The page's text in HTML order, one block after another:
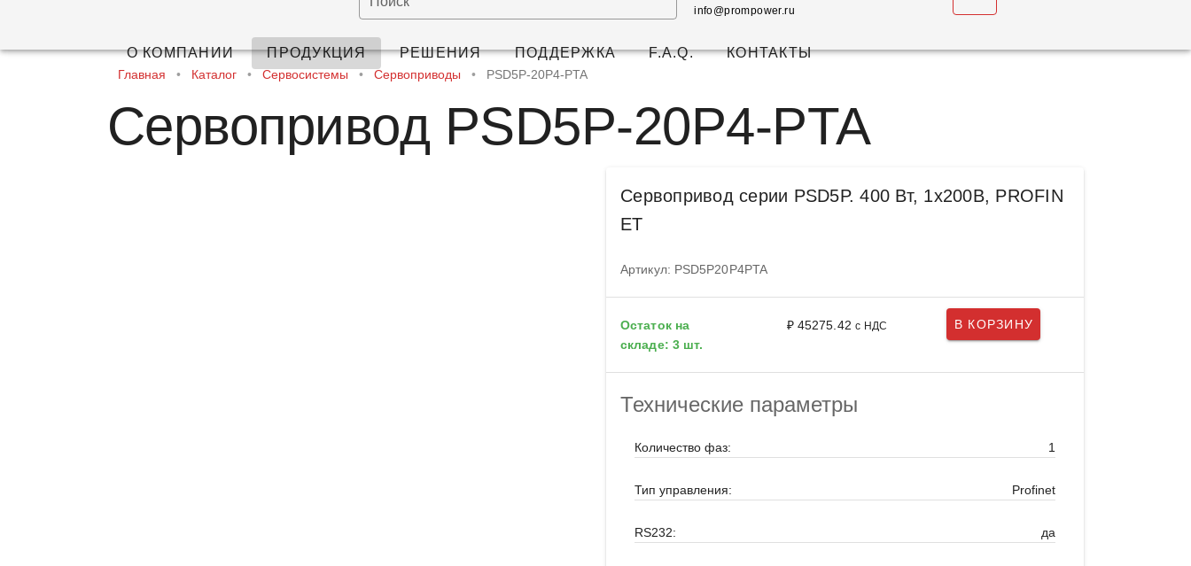
info@prompower.ru
О КОМПАНИИ ПРОДУКЦИЯ РЕШЕНИЯ ПОДДЕРЖКА F.A.Q. КОНТАКТЫ
Главная • Каталог • Сервосистемы • Сервоприводы • PSD5P-20P4-PTA
Сервопривод PSD5P-20P4-PTA
Сервопривод серии PSD5P. 400 Вт, 1х200В, PROFIN
ET
Артикул: PSD5P20P4PTA
Остаток на
складе: 3 шт.
₽ 45275.42 с НДС В КОРЗИНУ
Технические параметры
Количество фаз: 1
Тип управления: Profinet
RS232: да